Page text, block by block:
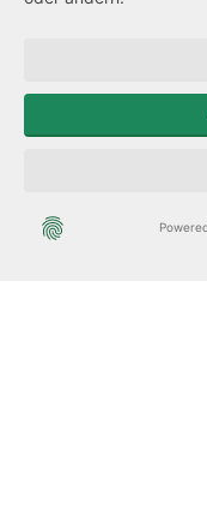
Forum
Der Sächsische
Sächsische